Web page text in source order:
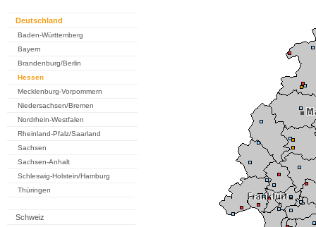
Deutschland
Baden-Württemberg
Bayern
Brandenburg/Berlin
Hessen
Mecklenburg-Vorpommern
Niedersachsen/Bremen
Nordrhein-Westfalen
Rheinland-Pfalz/Saarland
Sachsen
Sachsen-Anhalt
Schleswig-Holstein/Hamburg
Thüringen
Schweiz